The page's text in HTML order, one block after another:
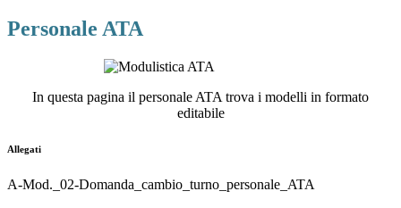
Personale ATA
In questa pagina il personale ATA trova i modelli in formato
editabile
Allegati
A-Mod._02-Domanda_cambio_turno_personale_ATA